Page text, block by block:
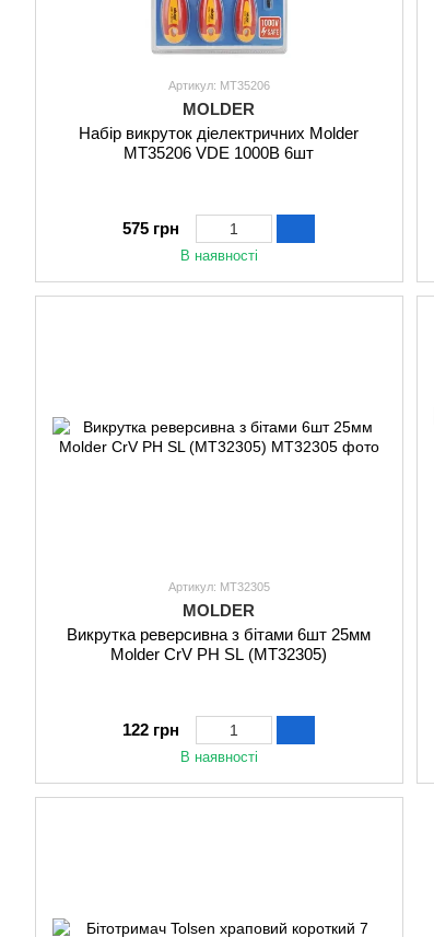
Артикул: MT35206
MOLDER
Набір викруток діелектричних Molder
MT35206 VDE 1000В 6шт
575 грн
В наявності
Артикул: MT32305
MOLDER
Викрутка реверсивна з бітами 6шт 25мм
Molder CrV PH SL (MT32305)
122 грн
В наявності